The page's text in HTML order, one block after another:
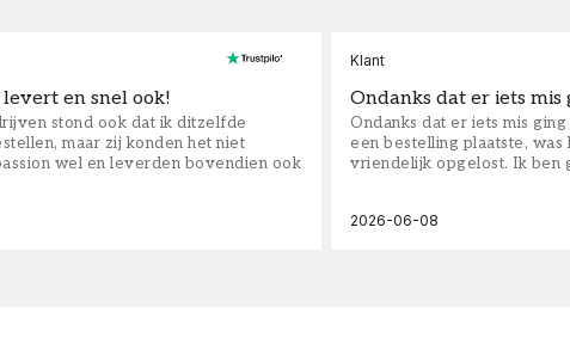
en snel ook!
stond ook dat ik ditzelfde
maar zij konden het niet
wel en leverden bovendien ook
Klant
Ondanks dat er iets mis
Ondanks dat er iets mis
een bestelling plaatste, was
vriendelijk opgelost. Ik ben
2026-06-08